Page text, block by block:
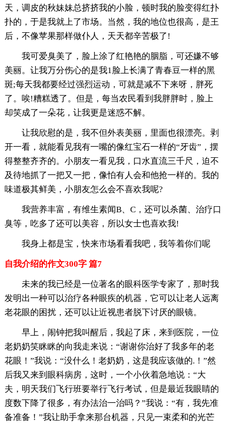
天，调皮的秋妹妹总挤挤我的小脸，顿时我的脸变得红扑
扑的，于是我就上了市场。当然，我的地位也很高，是王
后，不像苹果那样做仆人，天天都辛苦极了!
我可爱臭美了，脸上涂了红艳艳的胭脂，可还嫌不够
美丽。让我万分伤心的是我1脸上长满了青春豆一样的黑
斑;每天我都要经过强烈运动，可就是减不下来呀，胖死
了。唉!糟糕透了。但是，每当农民看到我胖胖时，脸上
却笑成了一朵花，让我更是迷惑不解。
让我欣慰的是，我不但外表美丽，里面也很漂亮。剥
开一看，就能看见我有一嘴的像红宝石一样的“牙齿”，摆
得整整齐齐的。小朋友一看见我，口水直流三千尺，迫不
及待地抓了一把又一把，像怕有人会和他抢一样的。我的
味道极其鲜美，小朋友怎么会不喜欢我呢?
我营养丰富，有维生素闻B、C，还可以杀菌、治疗口
臭等，吃多了还可以美容，所以女士也喜欢我!
我身上都是宝，快来市场看看我吧，我等着你们呢
自我介绍的作文300字 篇7
未来的我已经是一位著名的眼科医学专家了，那时我
发明出一种可以治疗各种眼疾的机器，它可以让老人远离
老花眼的困扰，还可以让近视患者脱下讨厌的眼镜。
早上，闹钟把我叫醒后，我起了床，来到医院，一位
老奶奶笑眯眯的向我走来说：“谢谢你治好了我多年的老
花眼！”我说：“没什么！老奶奶，这是我应该做的.！”然
后我又来到眼科病房，这时，一个小伙着急地说：“大
夫，明天我们飞行班要举行飞行考试，但是最近我眼睛的
度数下降了很多，有办法治一治吗？”我说：“有，我先准
备准备！”我让助手拿来那台机器，只见一束柔和的光芒